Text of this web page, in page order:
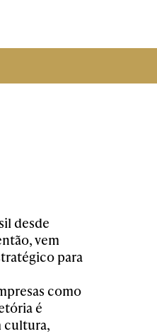
desde
vem
para
como
é
cultura,